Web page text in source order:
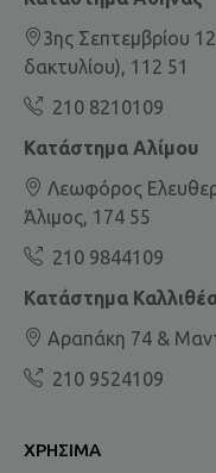
3ης Σεπτεμβρίου
δακτυλίου), 112 51
210 8210109
Κατάστημα Αλίμου
Λεωφόρος
Άλιμος, 174 55
210 9844109
Κατάστημα
Αραπάκη 74 &
210 9524109
ΧΡΉΣΙΜΑ